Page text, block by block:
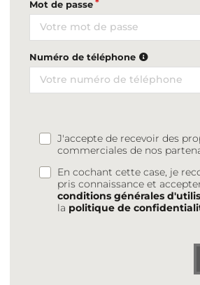
Mot de passe
Numéro de téléphone
J'accepte de recevoir des
commerciales de nos
En cochant cette case, je
pris connaissance et
conditions générales
la politique de